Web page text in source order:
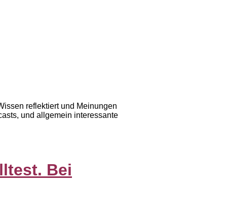
reflektiert und Meinungen
und allgemein interessante
Bei